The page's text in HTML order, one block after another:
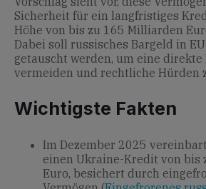
Sicherheit für ein langfristiges
Höhe von bis zu 165 Milliarden
Dabei soll russisches Bargeld in
getauscht werden, um eine direkte
vermeiden und rechtliche Hürden
Wichtigste Fakten
Im Dezember 2025
einen Ukraine-Kredit von bis
Euro, besichert durch